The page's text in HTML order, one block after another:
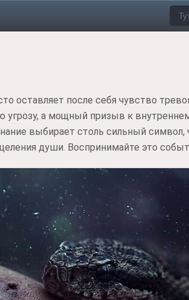
оставляет после себя чувство
угрозу, а мощный призыв к
выбирает столь сильный
души. Воспринимайте это